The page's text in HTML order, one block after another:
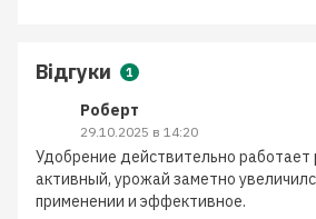
Відгуки 1
Роберт
29.10.2025 в 14:20
Удобрение действительно работает
активный, урожай заметно
применении и эффективное.